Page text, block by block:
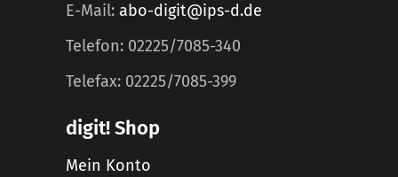
E-Mail: abo-digit@ips-d.de
Telefon: 02225/7085-340
Telefax: 02225/7085-399
digit! Shop
Mein Konto